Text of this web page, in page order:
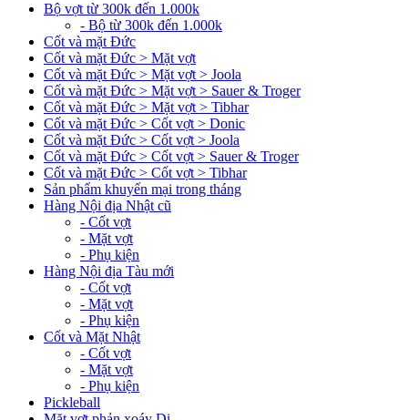
Bộ vợt từ 300k đến 1.000k
- Bộ từ 300k đến 1.000k
Cốt và mặt Đức
Cốt và mặt Đức > Mặt vợt
Cốt và mặt Đức > Mặt vợt > Joola
Cốt và mặt Đức > Mặt vợt > Sauer & Troger
Cốt và mặt Đức > Mặt vợt > Tibhar
Cốt và mặt Đức > Cốt vợt > Donic
Cốt và mặt Đức > Cốt vợt > Joola
Cốt và mặt Đức > Cốt vợt > Sauer & Troger
Cốt và mặt Đức > Cốt vợt > Tibhar
Sản phẩm khuyến mại trong tháng
Hàng Nội địa Nhật cũ
- Cốt vợt
- Mặt vợt
- Phụ kiện
Hàng Nội địa Tàu mới
- Cốt vợt
- Mặt vợt
- Phụ kiện
Cốt và Mặt Nhật
- Cốt vợt
- Mặt vợt
- Phụ kiện
Pickleball